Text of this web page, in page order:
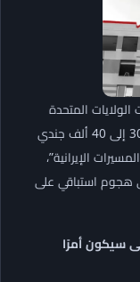
المتحدة
المنتشرة فى الشرق الأوسط، والتي تتراوح بين 30 إلى 40 ألف جندي
والمسيرات الإيرانية”،
هجوم استباقي على
سيكون أمرًا